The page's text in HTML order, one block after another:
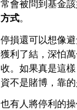
常會被問到基金該
方式。
停損還可以想像
獲利了結，深怕
收。如果真是這
資不是賭博，靠
也有人將停利的